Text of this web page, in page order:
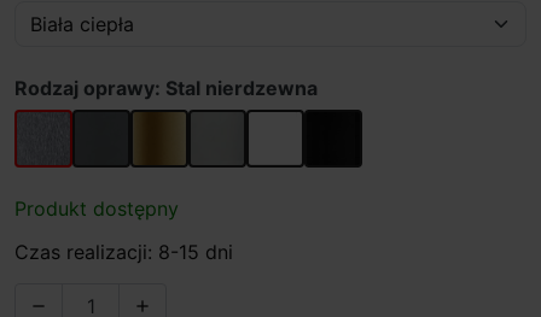
Rodzaj oprawy: Stal nierdzewna
Stal nierdzewna
Grafit Stare złotoAluminium
Biały Czarny
Produkt dostępny
Czas realizacji: 8-15 dni
 